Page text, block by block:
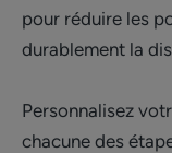
pour réduire les
durablement la
Personnalisez
chacune des